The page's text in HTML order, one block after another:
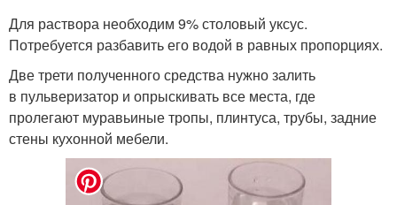
Для раствора необходим 9% столовый уксус.
Потребуется разбавить его водой в равных пропорциях.
Две трети полученного средства нужно залить
в пульверизатор и опрыскивать все места, где
пролегают муравьиные тропы, плинтуса, трубы, задние
стены кухонной мебели.